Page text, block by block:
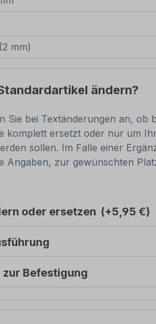
ändern?
Sie bei Textänderungen an, ob
komplett ersetzt oder nur um
sollen. Im Falle einer
Angaben, zur gewünschten
oder ersetzen (+5,95 €)
zur Befestigung